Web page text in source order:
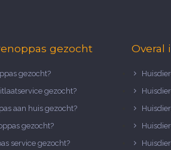
gezocht
gezocht?
gezocht?
aan huis gezocht?
gezocht?
service gezocht?
Overal